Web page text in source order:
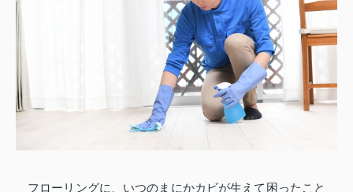
フローリングに、いつのまにかカビが生えて困ったこと